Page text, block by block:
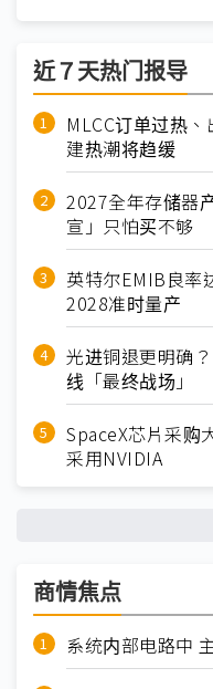
近７天热门报导
MLCC订单过热
建热潮将趋缓
2027全年存储器
宣」只怕买不够
英特尔EMIB良
2028准时量产
光进铜退更明确
线「最终战场」
SpaceX芯片采
采用NVIDIA
商情焦点
系统内部电路中